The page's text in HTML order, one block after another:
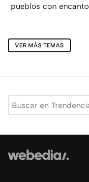
pueblos con encanto
VER MÁS TEMAS